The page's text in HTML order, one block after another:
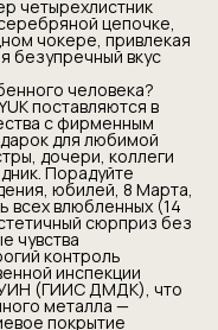
четырехлистник
цепочке,
чокере, привлекая
безупречный вкус
человека?
поставляются в
с фирменным
для любимой
дочери, коллеги
Порадуйте
юбилей, 8 Марта,
всех влюбленных (14
сюрприз без
чувства
контроль
инспекции
УИН (ГИИС ДМДК), что
металла —
покрытие